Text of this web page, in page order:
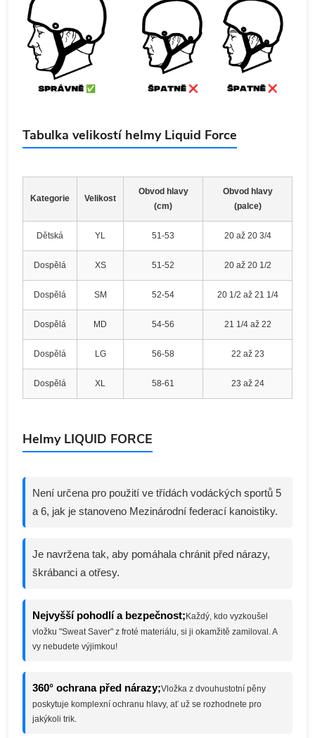
Tabulka velikostí helmy Liquid Force
Kategorie Velikost
Obvod hlavy
(cm)
Obvod hlavy
(palce)
Dětská YL 51-53 20 až 20 3/4
Dospělá XS 51-52 20 až 20 1/2
Dospělá SM 52-54 20 1/2 až 21 1/4
Dospělá MD 54-56 21 1/4 až 22
Dospělá LG 56-58 22 až 23
Dospělá XL 58-61 23 až 24
Helmy LIQUID FORCE
Není určena pro použití ve třídách vodáckých sportů 5
a 6, jak je stanoveno Mezinárodní federací kanoistiky.
Je navržena tak, aby pomáhala chránit před nárazy,
škrábanci a otřesy.
Nejvyšší pohodlí a bezpečnost; Každý, kdo vyzkoušel
vložku "Sweat Saver" z froté materiálu, si ji okamžitě zamiloval. A
vy nebudete výjimkou!
360° ochrana před nárazy;Vložka z dvouhustotní pěny
poskytuje komplexní ochranu hlavy, ať už se rozhodnete pro
jakýkoli trik.